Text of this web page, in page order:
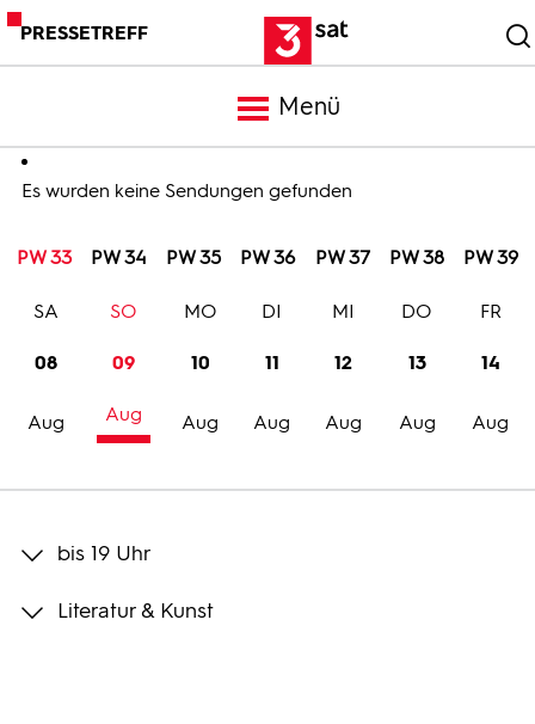
PRESSETREFF
Menü
Meldungen
Programm
Trailer
Bilder
Es wurden keine Sendungen gefunden
PW 33 PW 34 PW 35 PW 36 PW 37 PW 38 PW 39
08
Aug
SA
09
Aug
SO
10
Aug
MO
11
Aug
DI
12
Aug
MI
13
Aug
DO
14
Aug
FR
bis 19 Uhr
Literatur & Kunst